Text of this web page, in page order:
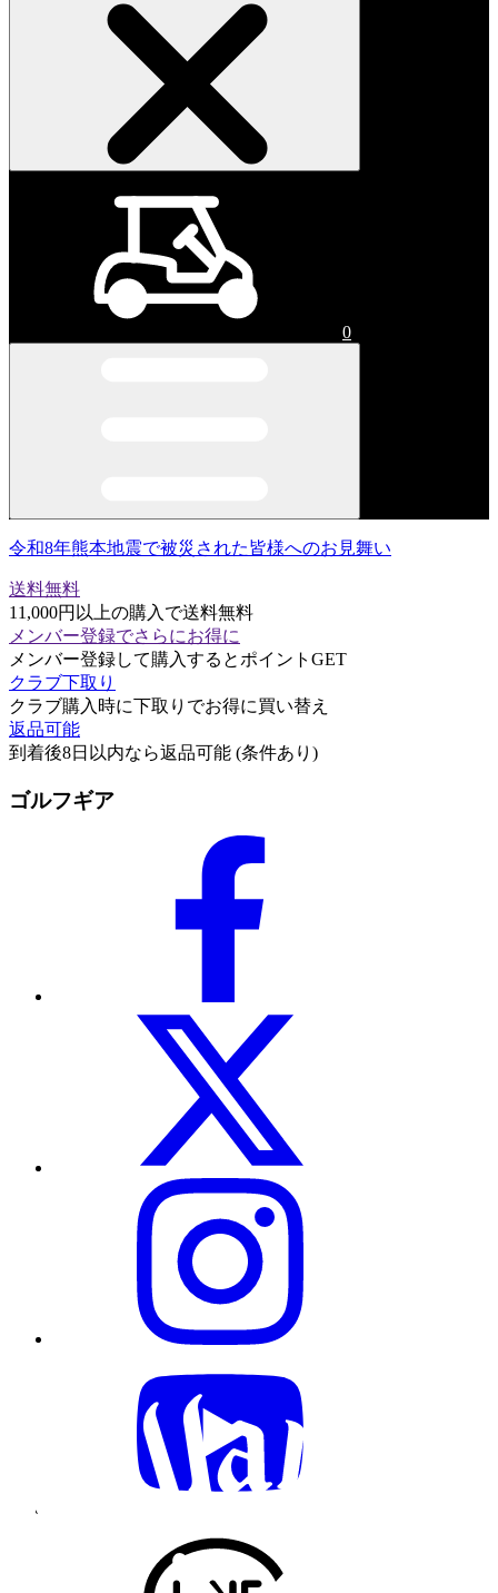
0
令和8年熊本地震で被災された皆様へのお見舞い
送料無料
11,000円以上の購入で送料無料
メンバー登録でさらにお得に
メンバー登録して購入するとポイントGET
クラブ下取り
クラブ購入時に下取りでお得に買い替え
返品可能
到着後8日以内なら返品可能 (条件あり)
ゴルフギア